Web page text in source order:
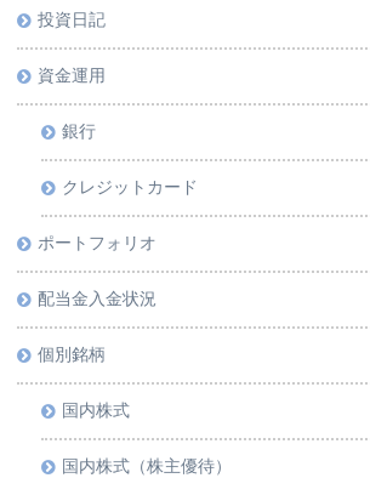
投資日記
資金運用
銀行
クレジットカード
ポートフォリオ
配当金入金状況
個別銘柄
国内株式
国内株式（株主優待）